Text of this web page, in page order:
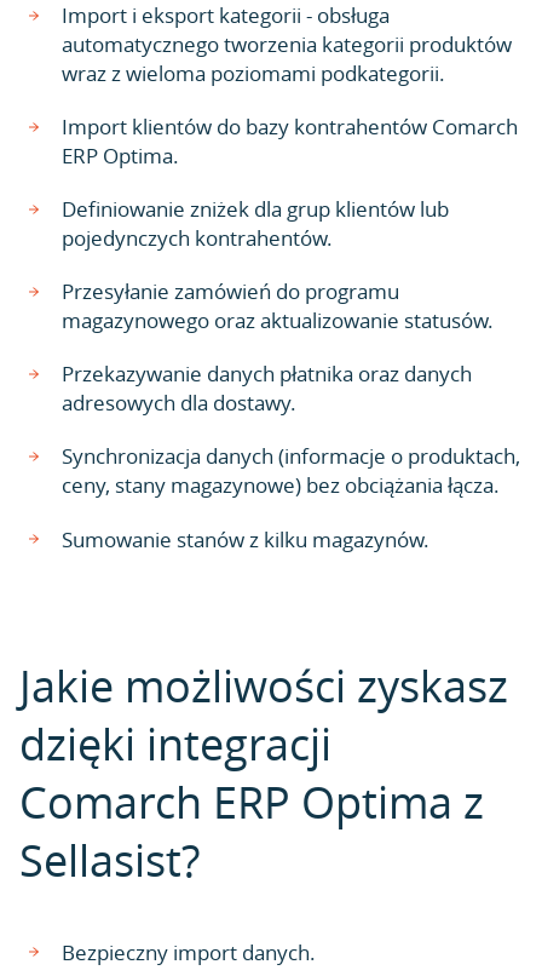
Import i eksport kategorii - obsługa
automatycznego tworzenia kategorii produktów
wraz z wieloma poziomami podkategorii.
Import klientów do bazy kontrahentów Comarch
ERP Optima.
Definiowanie zniżek dla grup klientów lub
pojedynczych kontrahentów.
Przesyłanie zamówień do programu
magazynowego oraz aktualizowanie statusów.
Przekazywanie danych płatnika oraz danych
adresowych dla dostawy.
Synchronizacja danych (informacje o produktach,
ceny, stany magazynowe) bez obciążania łącza.
Sumowanie stanów z kilku magazynów.
Jakie możliwości zyskasz
dzięki integracji
Comarch ERP Optima z
Sellasist?
Bezpieczny import danych.